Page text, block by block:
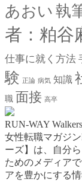
あおい 執
者：粕谷
仕事に就く方法
験
正論 病気 知識
職 面接 高卒
RUN-WAY
女性転職マガジ
ーズ】は、自分
ためのメディアで
アを豊かにする